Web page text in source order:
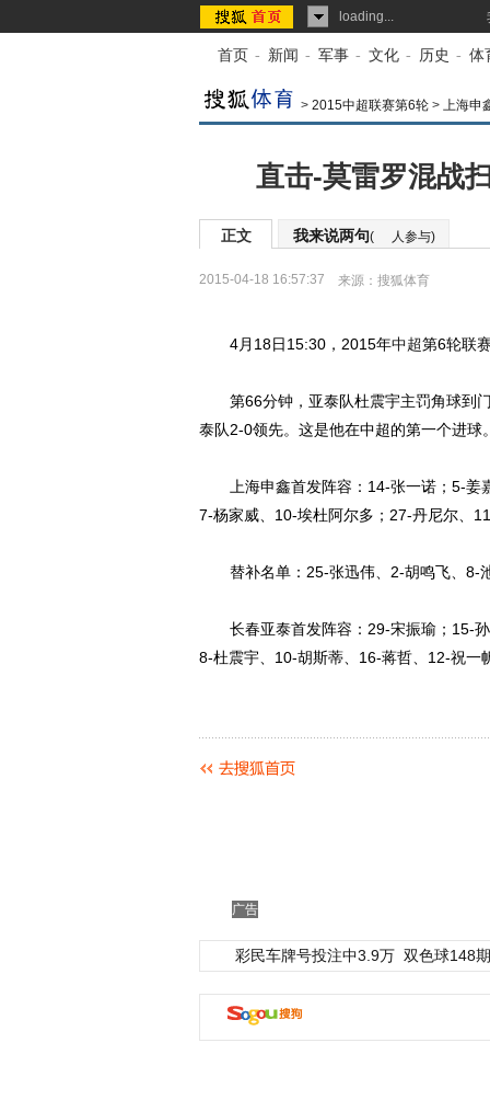
loading...
首页 - 新闻 - 军事 - 文化 - 历史 - 体
> 2015中超联赛第6轮 > 上海申
直击-莫雷罗混战
正文 我来说两句( 人参与)
2015-04-18 16:57:37 来源： 搜狐体育
4月18日15:30，2015年中超第6轮联
第66分钟，亚泰队杜震宇主罚角球到门
泰队2-0领先。这是他在中超的第一个进球
上海申鑫首发阵容：14-张一诺；5-姜
7-杨家威、10-埃杜阿尔多；27-丹尼尔、
替补名单：25-张迅伟、2-胡鸣飞、8-
长春亚泰首发阵容：29-宋振瑜；15-孙
8-杜震宇、10-胡斯蒂、16-蒋哲、12-祝一
广告
彩民车牌号投注中3.9万 双色球148